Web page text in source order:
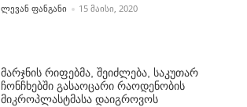
POSTED BY
ᲚᲔᲕᲐᲜ ᲤᲐᲜᲒᲐᲜᲘ 15 ᲛᲐᲘᲡᲘ, 2020
მარჯნის რიფებმა, შეიძლება, საკუთარ
ჩონჩხებში გასაოცარი რაოდენობის
მიკროპლასტმასა დაიგროვოს